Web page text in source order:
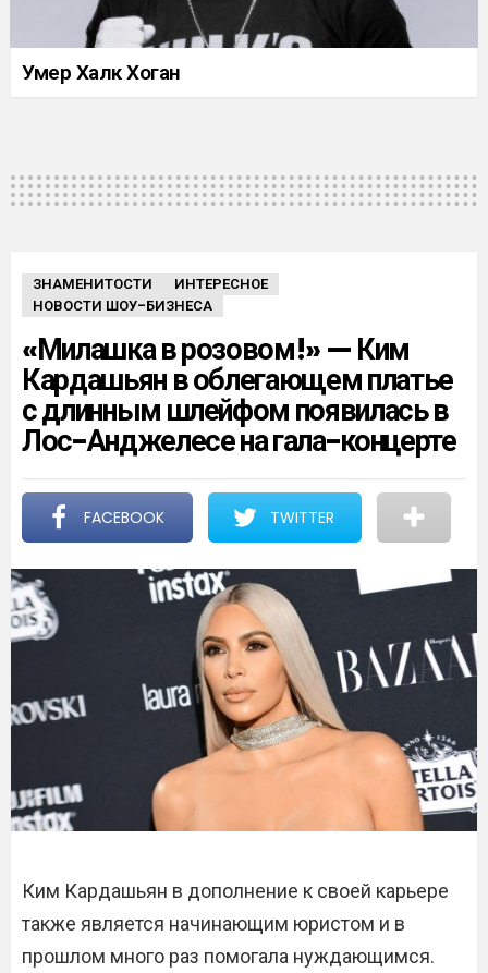
Умер Халк Хоган
ЗНАМЕНИТОСТИ
ИНТЕРЕСНОЕ
НОВОСТИ ШОУ-БИЗНЕСА
«Милашка в розовом!» — Ким
Кардашьян в облегающем платье
с длинным шлейфом появилась в
Лос-Анджелесе на гала-концерте
FACEBOOK TWITTER
Ким Кардашьян в дополнение к своей карьере
также является начинающим юристом и в
прошлом много раз помогала нуждающимся.